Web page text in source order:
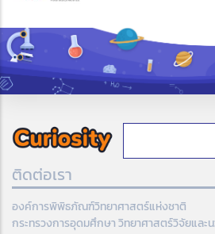
ติดต่อเรา
องค์การพิพิธภัณฑ์วิทยาศาสตร์แห่งชาติ
กระทรวงการอุดมศึกษา วิทยาศาสตร์วิจัยและ